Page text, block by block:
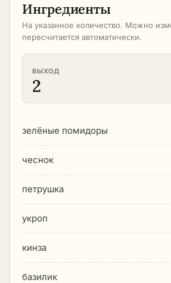
Ингредиенты
На указанное количество. Можно
пересчитается автоматически.
ВЫХОД
2
зелёные помидоры
чеснок
петрушка
укроп
кинза
базилик